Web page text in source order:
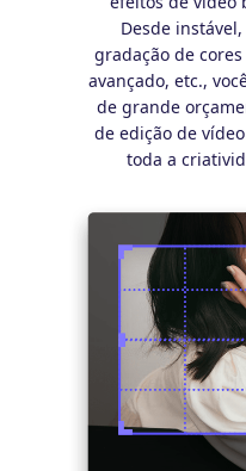
Desde
gradação de
avançado, etc.,
de grande
de edição de
toda a